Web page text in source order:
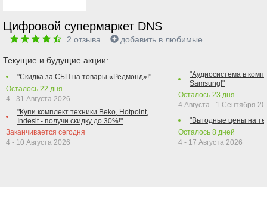
Цифровой супермаркет DNS
2 отзыва добавить в любимые
Текущие и будущие акции:
"Скидка за СБП на товары «Редмонд»!"
Осталось 22 дня
4 - 31 Августа 2026
"Купи комплект техники Beko, Hotpoint,
Indesit - получи скидку до 30%!"
Заканчивается сегодня
4 - 10 Августа 2026
"Аудиосистема в
Samsung!"
Осталось 23 дня
4 Августа - 1 Сентября
"Выгодные цены на
Осталось 8 дней
4 - 17 Августа 2026